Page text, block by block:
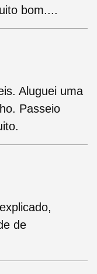
bom....
Aluguei uma
Passeio
de